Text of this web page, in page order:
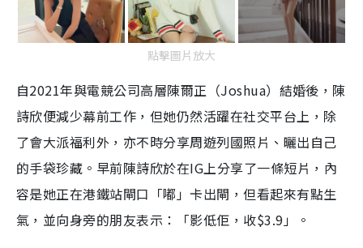
點擊圖片放大
自2021年與電競公司高層陳爾正（Joshua）結婚後，陳
詩欣便減少幕前工作，但她仍然活躍在社交平台上，除
了會大派福利外，亦不時分享周遊列國照片、曬出自己
的手袋珍藏。早前陳詩欣於在IG上分享了一條短片，內
容是她正在港鐵站閘口「嘟」卡出閘，但看起來有點生
氣，並向身旁的朋友表示：「影低佢，收$3.9」。